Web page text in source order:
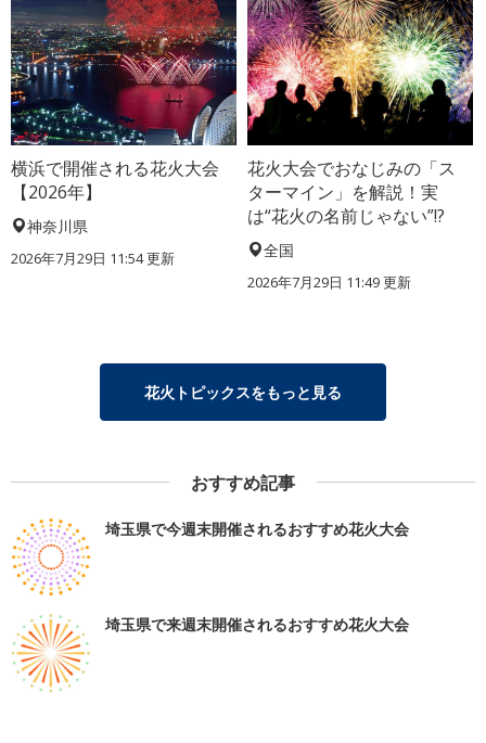
横浜で開催される花火大会
【2026年】
神奈川県
2026年7月29日 11:54 更新
花火大会でおなじみの「ス
ターマイン」を解説！実
は“花火の名前じゃない”!?
全国
2026年7月29日 11:49 更新
花火トピックスをもっと見る
おすすめ記事
埼玉県で今週末開催されるおすすめ花火大会
埼玉県で来週末開催されるおすすめ花火大会